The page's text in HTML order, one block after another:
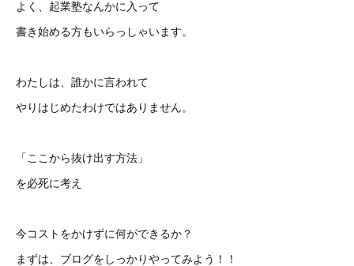
よく、起業塾なんかに入って
書き始める方もいらっしゃいます。
わたしは、誰かに言われて
やりはじめたわけではありません。
「ここから抜け出す方法」
を必死に考え
今コストをかけずに何ができるか？
まずは、ブログをしっかりやってみよう！！